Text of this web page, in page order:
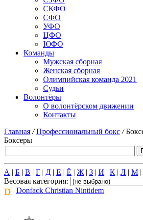
СКФО
СФО
УФО
ЦФО
ЮФО
Команды
Мужская сборная
Женская сборная
Олимпийская команда 2021
Судьи
Волонтёры
О волонтёрском движении
Контакты
Главная / Профессиональный бокс /
Боксеры
А | Б | В | Г | Д | Е | Ё | Ж | З | И | К | Л | М |
Весовая категория:
D Donfack Christian Nintidem